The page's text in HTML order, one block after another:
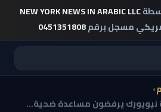
NEW YORK NEWS IN ARABIC LLC
مسجل برقم0451351808
›
نيويورك يرفضون مساعدة ضحية...